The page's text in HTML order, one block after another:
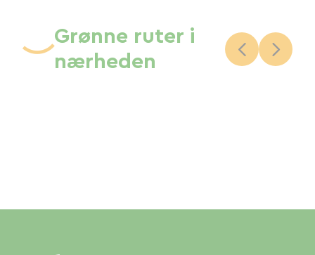
Grønne ruter i
nærheden